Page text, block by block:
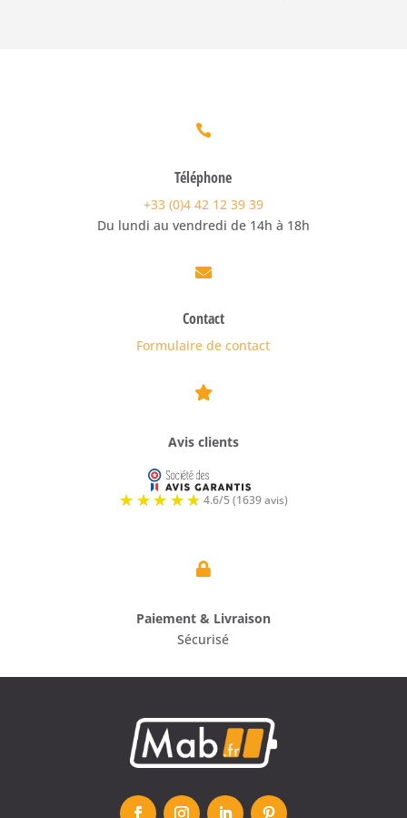

Téléphone
+33 (0)4 42 12 39 39
Du lundi au vendredi de 14h à 18h

Contact
Formulaire de contact

Avis clients

Paiement & Livraison
Sécurisé